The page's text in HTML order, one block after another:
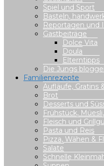
Spiel und Sport
Basteln,
Reportagen und
Gastbeiträge
Dolce Vita
Doula
Elterntipps
Die Jungs
Familienrezepte
Aufläufe, Gratins
Brot
Desserts und
Frühstück,
Fleisch und
Pasta und Reis
Pizza, Wähen &
Salate
Schnelle